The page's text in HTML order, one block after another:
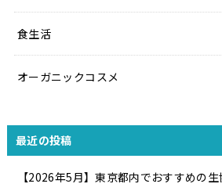
食生活
オーガニックコスメ
最近の投稿
【2026年5月】東京都内でおすすめの